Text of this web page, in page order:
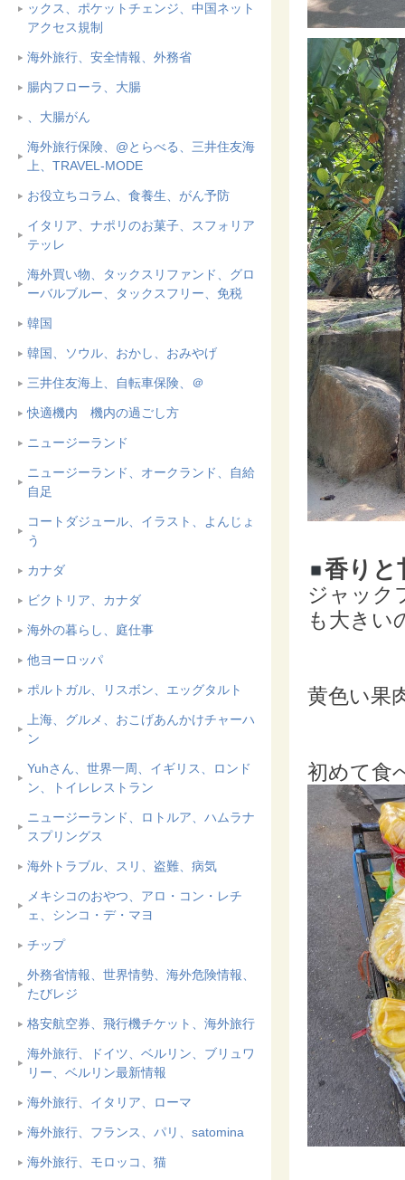
ックス、ポケットチェンジ、中国ネット
アクセス規制
海外旅行、安全情報、外務省
腸内フローラ、大腸
、大腸がん
海外旅行保険、@とらべる、三井住友海
上、TRAVEL-MODE
お役立ちコラム、食養生、がん予防
イタリア、ナポリのお菓子、スフォリア
テッレ
海外買い物、タックスリファンド、グロ
ーバルブルー、タックスフリー、免税
韓国
韓国、ソウル、おかし、おみやげ
三井住友海上、自転車保険、＠
快適機内 機内の過ごし方
ニュージーランド
ニュージーランド、オークランド、自給
自足
コートダジュール、イラスト、よんじょ
う
カナダ
ビクトリア、カナダ
海外の暮らし、庭仕事
他ヨーロッパ
ポルトガル、リスボン、エッグタルト
上海、グルメ、おこげあんかけチャーハ
ン
Yuhさん、世界一周、イギリス、ロンド
ン、トイレレストラン
ニュージーランド、ロトルア、ハムラナ
スプリングス
海外トラブル、スリ、盗難、病気
メキシコのおやつ、アロ・コン・レチ
ェ、シンコ・デ・マヨ
チップ
外務省情報、世界情勢、海外危険情報、
たびレジ
格安航空券、飛行機チケット、海外旅行
海外旅行、ドイツ、ベルリン、ブリュワ
リー、ベルリン最新情報
海外旅行、イタリア、ローマ
海外旅行、フランス、パリ、satomina
海外旅行、モロッコ、猫
香りと
ジャック
も大きい
黄色い果
初めて食